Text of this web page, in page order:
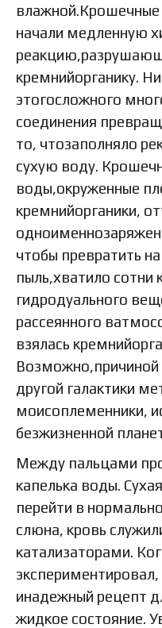
влажной.Крошечные
начали медленную
кремнийорганику.
этогосложного
соединения
то, чтозаполняло
сухую воду.
воды,окруженные
кремнийорганики,
чтобы превратить
пыль,хватило сотни
гидродуального
рассеянного
взялась
Возможно,причиной
другой галактики
моисоплеменники,
безжизненной
Между пальцами
капелька воды.
перейти в
слюна, кровь
катализаторами.
инадежный рецепт
жидкое состояние.